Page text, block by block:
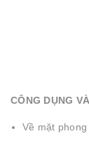
CÔNG DỤNG
Về mặt phong